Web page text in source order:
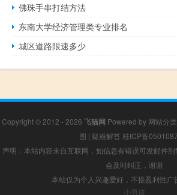
佛珠手串打结方法
东南大学经济管理类专业排名
城区道路限速多少
Copyright © 2012 - 2026 飞猫网 Powered by 网站分
图 | 疑难解答 桂ICP备
声明：本站内容来自互联网，如信息有错误可发邮件
会及时纠正，谢谢
本站仅为个人兴趣爱好，不接盈利性广
小男孩